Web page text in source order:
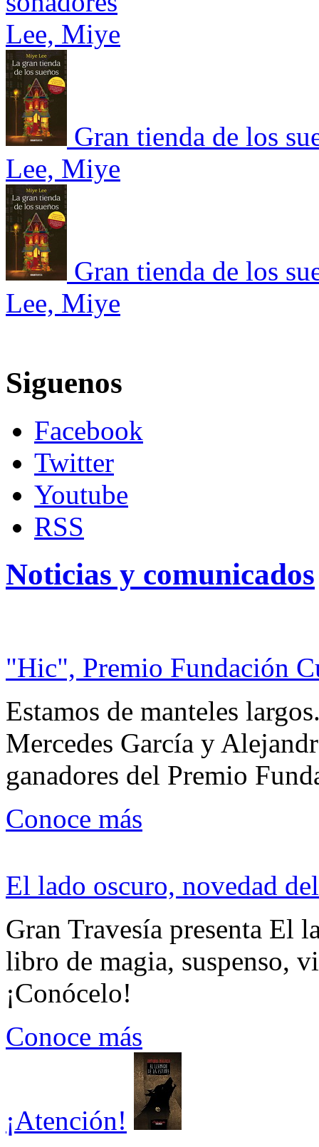
Lee, Miye
Gran tienda de los
Lee, Miye
Gran tienda de los
Lee, Miye
Siguenos
Facebook
Twitter
Youtube
RSS
Noticias y comunicados
"Hic", Premio Fundación
Estamos de manteles
Mercedes García y
ganadores del Premio
Conoce más
El lado oscuro, novedad
Gran Travesía presenta El
libro de magia, suspenso,
¡Conócelo!
Conoce más
¡Atención!